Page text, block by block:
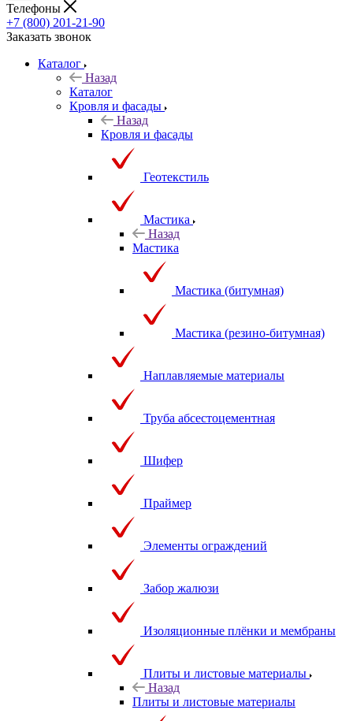
Телефоны
+7 (800) 201-21-90
Заказать звонок
Каталог
Назад
Каталог
Кровля и фасады
Назад
Кровля и фасады
Геотекстиль
Мастика
Назад
Мастика
Мастика (битумная)
Мастика (резино-битумная)
Наплавляемые материалы
Труба абсестоцементная
Шифер
Праймер
Элементы ограждений
Забор жалюзи
Изоляционные плёнки и мембраны
Плиты и листовые материалы
Назад
Плиты и листовые материалы